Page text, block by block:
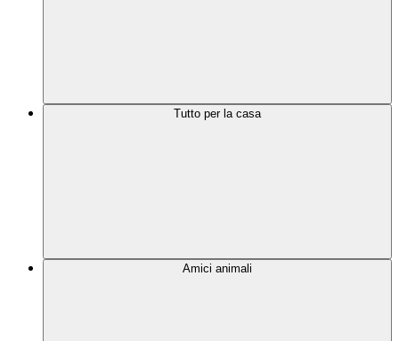
Tutto per la casa
Amici animali